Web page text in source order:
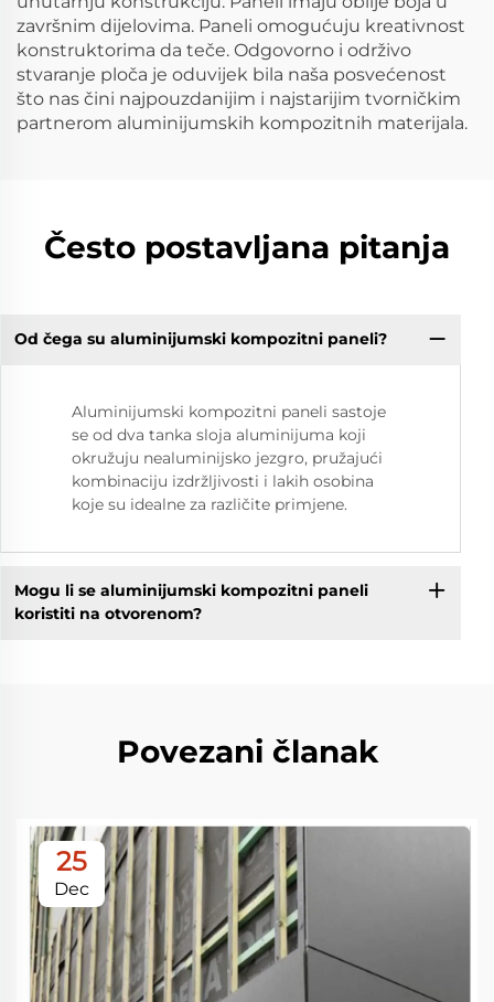
završnim dijelovima. Paneli omogućuju kreativnost
konstruktorima da teče. Odgovorno i održivo
stvaranje ploča je oduvijek bila naša posvećenost
što nas čini najpouzdanijim i najstarijim tvorničkim
partnerom aluminijumskih kompozitnih materijala.
Često postavljana pitanja
Od čega su aluminijumski kompozitni paneli?
Aluminijumski kompozitni paneli sastoje
se od dva tanka sloja aluminijuma koji
okružuju nealuminijsko jezgro, pružajući
kombinaciju izdržljivosti i lakih osobina
koje su idealne za različite primjene.
Mogu li se aluminijumski kompozitni paneli
koristiti na otvorenom?
Povezani članak
25
Dec